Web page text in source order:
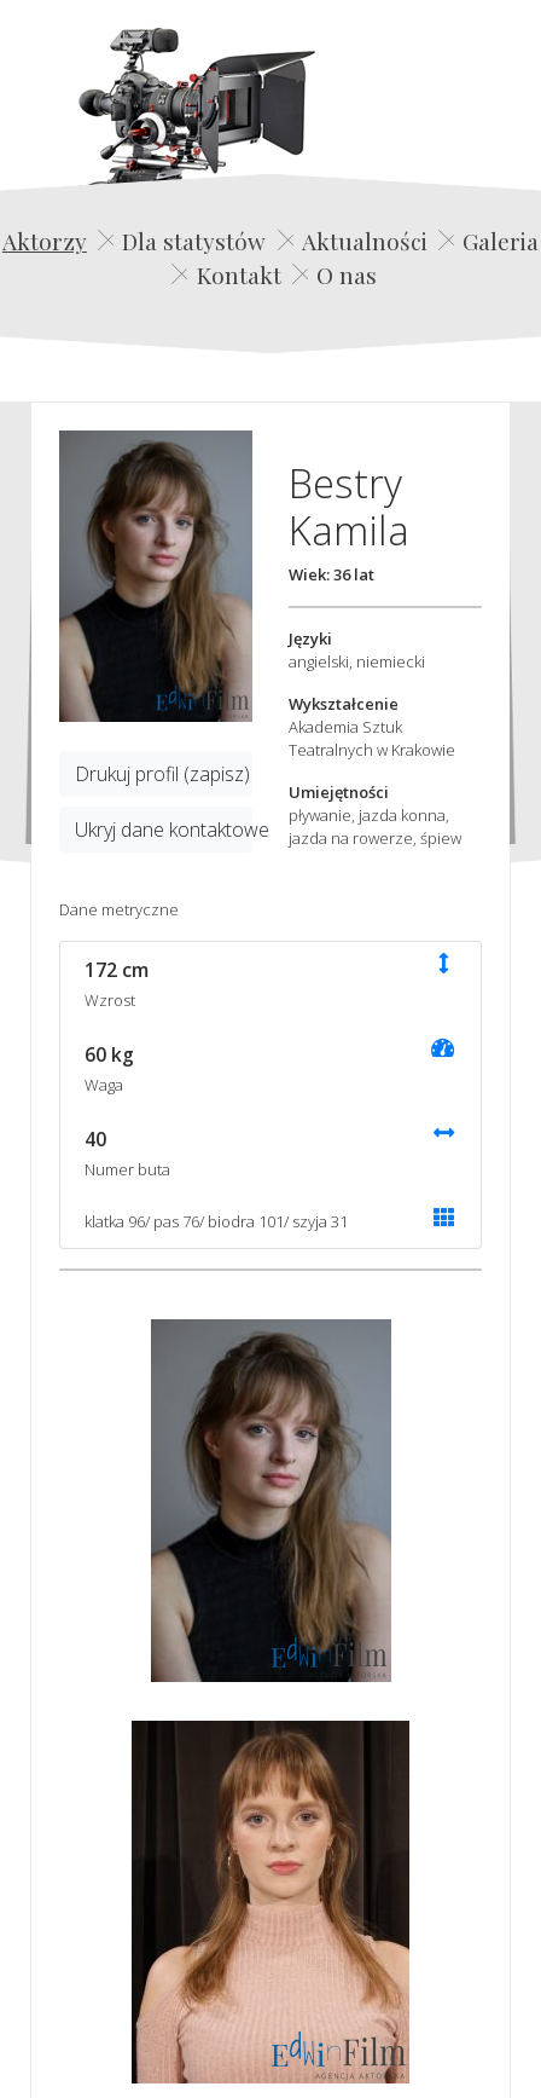
Edwin Film Agencja Aktorska
Aktorzy Dla statystów Aktualności
Galeria
Kontakt
O nas
Drukuj profil (zapisz)
Ukryj dane kontaktowe
Bestry
Kamila
Wiek: 36 lat
Języki
angielski, niemiecki
Wykształcenie
Akademia Sztuk
Teatralnych w Krakowie
Umiejętności
pływanie, jazda konna,
jazda na rowerze, śpiew
Dane metryczne
172 cm
Wzrost
60 kg
Waga
40
Numer buta
klatka 96/ pas 76/ biodra 101/ szyja 31